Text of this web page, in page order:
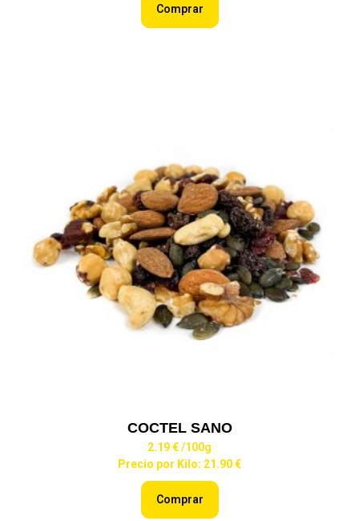
Comprar
COCTEL SANO
2.19 €/100g
Precio por Kilo: 21.90 €
Comprar